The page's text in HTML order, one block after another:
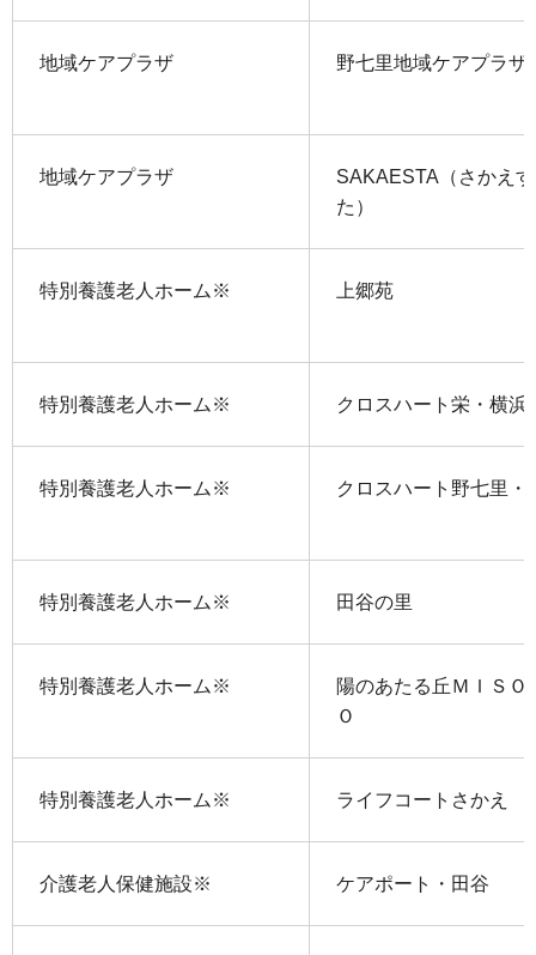
地域ケアプラザ 野七里地域ケアプラザ
地域ケアプラザ
SAKAESTA（さかえす
た）
特別養護老人ホーム※ 上郷苑
特別養護老人ホーム※ クロスハート栄・横浜
特別養護老人ホーム※ クロスハート野七里・
特別養護老人ホーム※ 田谷の里
特別養護老人ホーム※
陽のあたる丘ＭＩＳＯ
Ｏ
特別養護老人ホーム※ ライフコートさかえ
介護老人保健施設※ ケアポート・田谷